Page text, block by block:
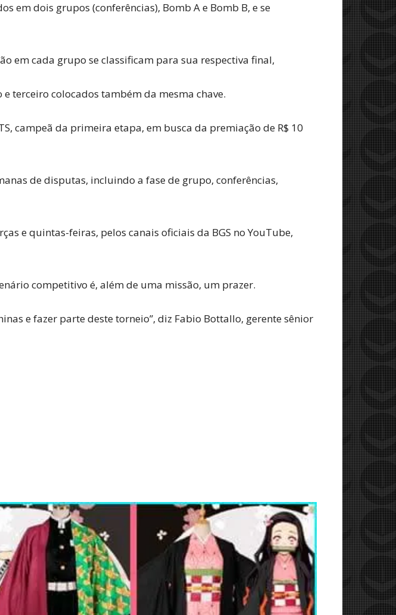
em dois grupos (conferências), Bomb A e Bomb B, e se
em cada grupo se classificam para sua respectiva final,
terceiro colocados também da mesma chave.
campeã da primeira etapa, em busca da premiação de R$ 10
de disputas, incluindo a fase de grupo, conferências,
e quintas-feiras, pelos canais oficiais da BGS no YouTube,
competitivo é, além de uma missão, um prazer.
e fazer parte deste torneio”, diz Fabio Bottallo, gerente sênior